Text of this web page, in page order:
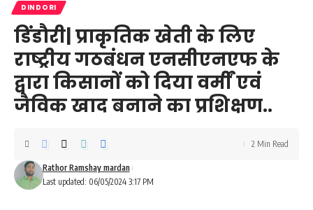
DINDORI
डिंडौरी| प्राकृतिक खेती के लिए
राष्ट्रीय गठबंधन एनसीएनएफ के
द्वारा किसानों को दिया वर्मीं एवं
जैविक खाद बनाने का प्रशिक्षण..
Last updated: 06/05/2024 3:17 PM
Rathor Ramshay mardan
2 Min Read